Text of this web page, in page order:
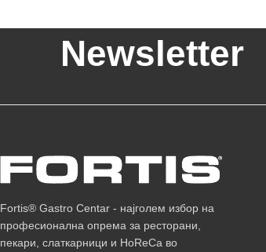
Newsletter
Fortis® Gastro Centar - најголем избор на
професионална опрема за ресторани,
пекари, слаткарници и HoReCa во